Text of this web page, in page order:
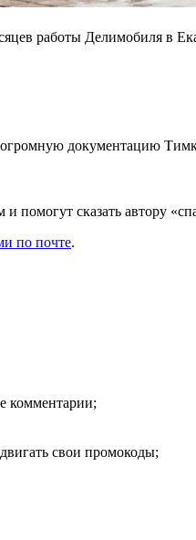
работы Делимобиля в
огромную документацию
помогут сказать автору
по почте.
комментарии;
свои промокоды;